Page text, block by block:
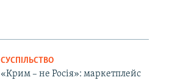
СУСПІЛЬСТВО
«Крим – не Росія»: маркетплейс